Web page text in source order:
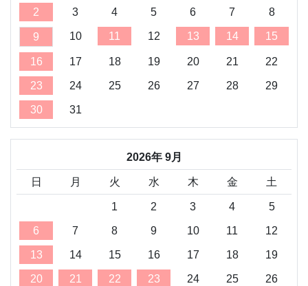
5/31（日）まで】
2026-04-27
「初回限定！0円お試しキャンペーンのお知らせ」
を実施します【〜5/31（日）まで】
2026-04-14
ゴールデンウィーク期間中の営業について
2026-04-09
無料サンプル体験＆500pt GETキャンペーンのお知
らせ【〜4/29（水）まで】
2 3 4 5 6 7 8
9 10 11 12 13 14 15
16 17 18 19 20 21 22
23 24 25 26 27 28 29
30 31
2026年 9月
日 月 火 水 木 金 土
1 2 3 4 5
6 7 8 9 10 11 12
13 14 15 16 17 18 19
20 21 22 23 24 25 26